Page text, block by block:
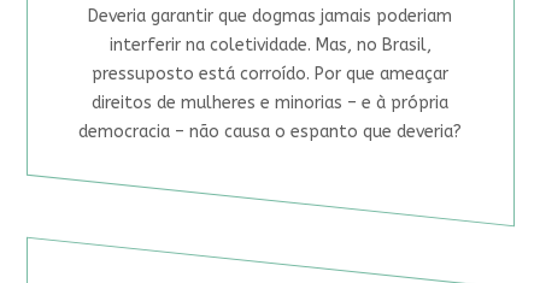
Deveria garantir que dogmas jamais poderiam
interferir na coletividade. Mas, no Brasil,
pressuposto está corroído. Por que ameaçar
direitos de mulheres e minorias – e à própria
democracia – não causa o espanto que deveria?